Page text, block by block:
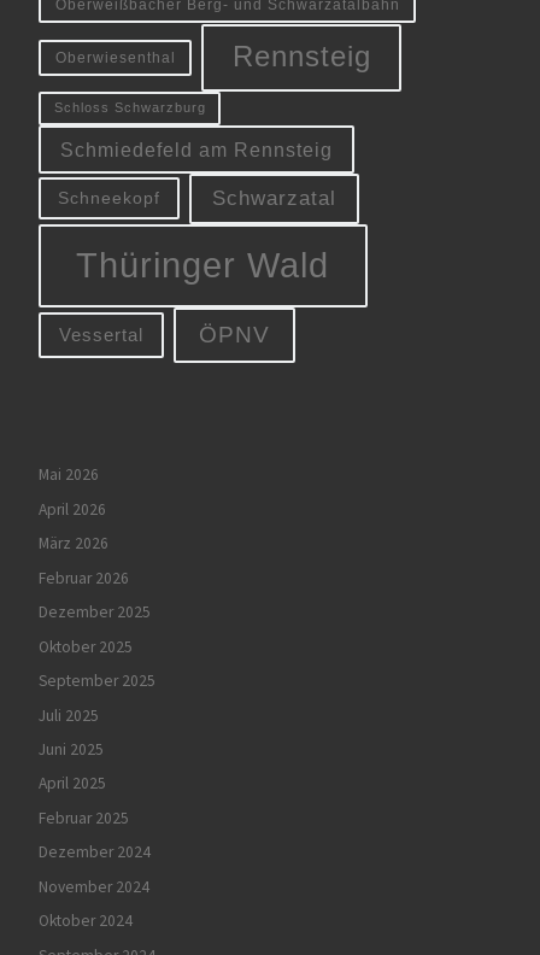
Oberweißbacher Berg- und Schwarzatalbahn
Oberwiesenthal Rennsteig
Schloss Schwarzburg
Schmiedefeld am Rennsteig
Schneekopf Schwarzatal
Thüringer Wald
Vessertal ÖPNV
Mai 2026
April 2026
März 2026
Februar 2026
Dezember 2025
Oktober 2025
September 2025
Juli 2025
Juni 2025
April 2025
Februar 2025
Dezember 2024
November 2024
Oktober 2024